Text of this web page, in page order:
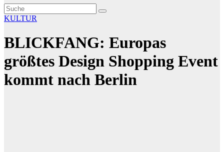
KULTUR
BLICKFANG: Europas
größtes Design Shopping Event
kommt nach Berlin